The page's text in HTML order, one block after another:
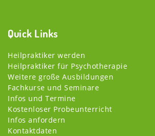
Quick Links
Heilpraktiker werden
Heilpraktiker für Psychotherapie
Weitere große Ausbildungen
Fachkurse und Seminare
Infos und Termine
Kostenloser Probeunterricht
Infos anfordern
Kontaktdaten